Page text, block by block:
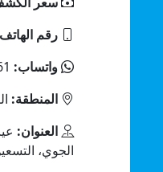
رقم
واتساب:
المنطقة:
العنوان:
الجوي،